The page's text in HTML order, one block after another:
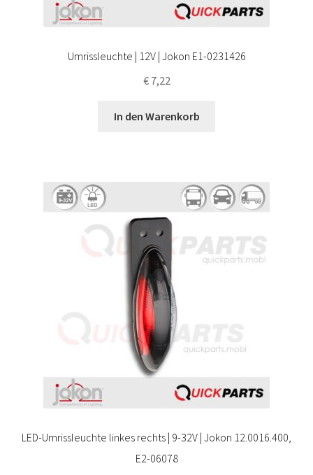
Umrissleuchte | 12V | Jokon E1-0231426
€7,22
In den Warenkorb
LED-Umrissleuchte linkes rechts | 9-32V | Jokon 12.0016.400,
E2-06078